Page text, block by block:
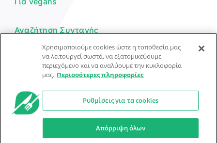
Αναζήτηση Συνταγής
Υποβολή Συνταγής
Φόρμα Επικοινωνίας
© Dorpon • Μηχανή αναζήτησης για …καλοφαγάδες!
Προστασία Προσωπικών Δεδομένων Όροι Xρήσης
Ο βοηθός μπορεί να κάνει λάθη — ελέγξτε τις συνταγές.
Χρησιμοποιούμε cookies ώστε η τοποθεσία μας
να λειτουργεί σωστά, να εξατομικεύουμε
περιεχόμενο και να αναλύουμε την κυκλοφορία
μας. Περισσότερες πληροφορίες
Ρυθμίσεις για τα cookies
Απόρριψη όλων